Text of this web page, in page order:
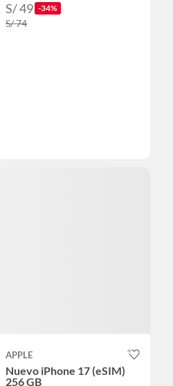
S/ 49 -34%
S/ 74
APPLE
Nuevo iPhone 17 (eSIM)
256 GB